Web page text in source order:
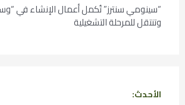
“سينومي سنترز” تُكمل أعمال الإنشاء في
وتنتقل للمرحلة التشغيلية
الأحدث: